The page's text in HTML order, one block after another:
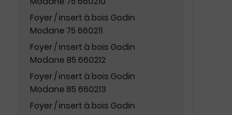
Foyer / insert à bois Godin
Modane 75 660211
Foyer / insert à bois Godin
Modane 85 660212
Foyer / insert à bois Godin
Modane 85 660213
Foyer / insert à bois Godin